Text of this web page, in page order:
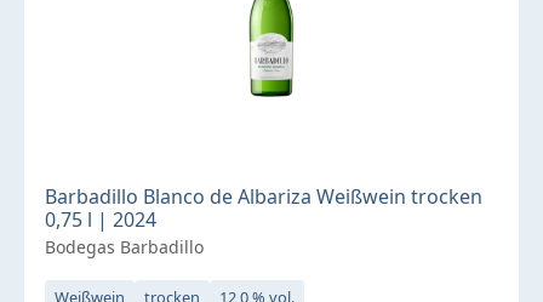
Barbadillo Blanco de Albariza Weißwein trocken
0,75 l | 2024
Bodegas Barbadillo
Weißwein trocken 12,0 % vol.